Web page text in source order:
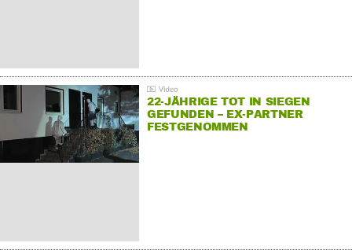
22-JÄHRIGE TOT IN SIEGEN
GEFUNDEN – EX-PARTNER
FESTGENOMMEN